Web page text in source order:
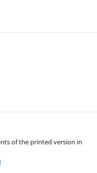
of the printed version in